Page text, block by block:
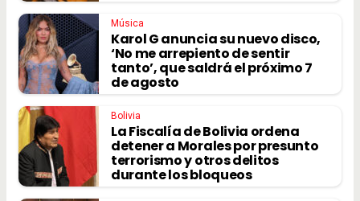
Música
Karol G anuncia su nuevo disco,
‘No me arrepiento de sentir
tanto’, que saldrá el próximo 7
de agosto
Bolivia
La Fiscalía de Bolivia ordena
detener a Morales por presunto
terrorismo y otros delitos
durante los bloqueos